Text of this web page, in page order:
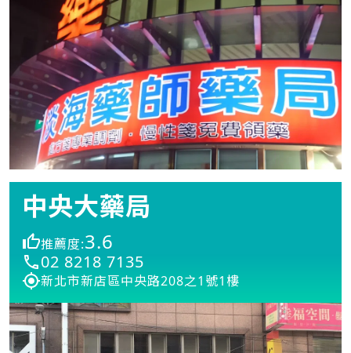
中央大藥局
推薦度:3.6
02 8218 7135
新北市新店區中央路208之1號1樓